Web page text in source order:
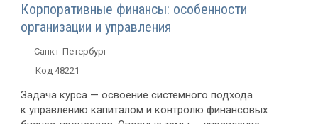
Корпоративные финансы: особенности
организации и управления
Санкт-Петербург
Код 48221
Задача курса — освоение системного подхода
к управлению капиталом и контролю финансовых